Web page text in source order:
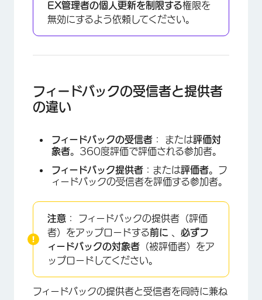
EX管理者の個人更新を制限する権限を
無効にするよう依頼してください。
フィードバックの受信者と提供者
の違い
フィードバックの受信者 ： または評価対
象者。360度評価で評価される参加者。
フィードバック提供者 ：または評価者。フ
ィードバックの受信者を評価する参加者。
注意 ： フィードバックの提供者（評価
者）をアップロードする前に
必ずフ
ィードバックの対象者 （被評価者）をア
ップロードしてください。
フィードバックの提供者と受信者を同時に兼ね